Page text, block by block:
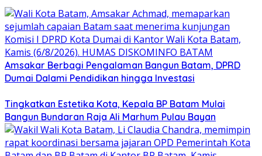
Amsakar Berbagi Pengalaman Bangun Batam, DPRD
Dumai Dalami Pendidikan hingga Investasi
Tingkatkan Estetika Kota, Kepala BP Batam Mulai
Bangun Bundaran Raja Ali Marhum Pulau Bayan